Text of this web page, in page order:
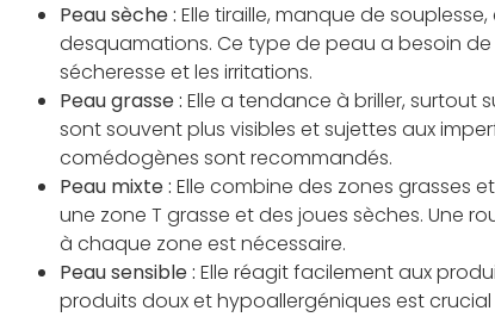
Peau sèche : Elle tiraille, manque de
desquamations. Ce type de peau a besoin
sécheresse et les irritations.
Peau grasse : Elle a tendance à briller, surtout
sont souvent plus visibles et sujettes aux
comédogènes sont recommandés.
Peau mixte : Elle combine des zones grasses
une zone T grasse et des joues sèches. Une
à chaque zone est nécessaire.
Peau sensible : Elle réagit facilement aux
produits doux et hypoallergéniques est